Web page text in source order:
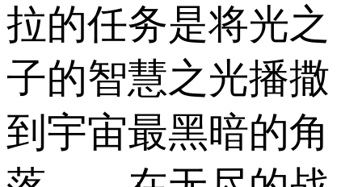
拉的任务是将光之
子的智慧之光播撒
到宇宙最黑暗的角